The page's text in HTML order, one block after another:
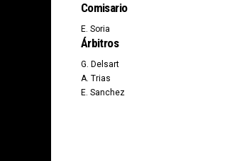
Comisario
E. Soria
Árbitros
G. Delsart
A. Trias
E. Sanchez